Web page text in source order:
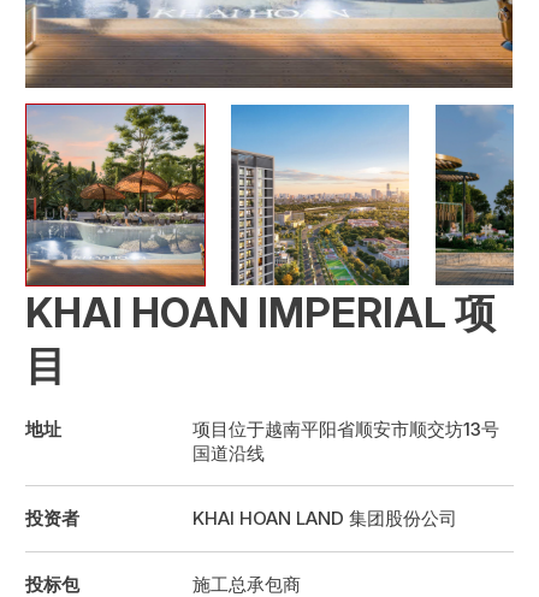
KHAI HOAN IMPERIAL 项
目
地址
项目位于越南平阳省顺安市顺交坊13号
国道沿线
投资者 KHAI HOAN LAND 集团股份公司
投标包 施工总承包商